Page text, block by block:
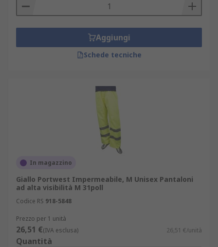
Aggiungi
Schede tecniche
In magazzino
Giallo Portwest Impermeabile, M Unisex Pantaloni
ad alta visibilità M 31poll
Codice RS 918-5848
Prezzo per 1 unità
26,51 €(IVA esclusa) 26,51 €/unità
Quantità